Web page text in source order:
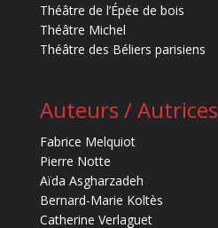
Théâtre de l’Épée de bois
Théâtre Michel
Théâtre des Béliers parisiens
Auteurs / Autrices
Fabrice Melquiot
Pierre Notte
Aïda Asgharzadeh
Bernard-Marie Koltès
Catherine Verlaguet